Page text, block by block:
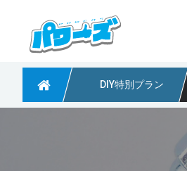
粗大ごみや不用品回収なら大
DIY特別プラン